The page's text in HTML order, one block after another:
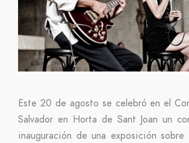
Este 20 de agosto se celebró en el
Salvador en Horta de Sant Joan un
inauguración de una exposición